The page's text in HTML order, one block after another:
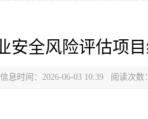
安全风险评估项
信息时间：2026-06-03 10:39 阅读次数：